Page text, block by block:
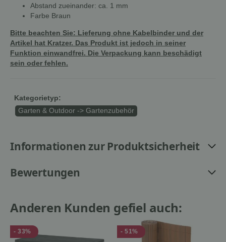
Abstand zueinander: ca. 1 mm
Farbe Braun
Bitte beachten Sie: Lieferung ohne Kabelbinder und der
Artikel hat Kratzer. Das Produkt ist jedoch in seiner
Funktion einwandfrei. Die Verpackung kann beschädigt
sein oder fehlen.
Kategorietyp:
Garten & Outdoor -> Gartenzubehör
Informationen zur Produktsicherheit
Bewertungen
Anderen Kunden gefiel auch:
- 33% - 51%